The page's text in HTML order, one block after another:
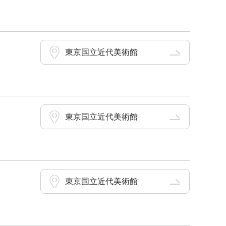
東京国立近代美術館
東京国立近代美術館
東京国立近代美術館